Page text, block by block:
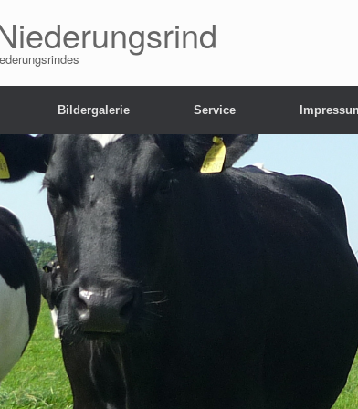
Bildergalerie Service